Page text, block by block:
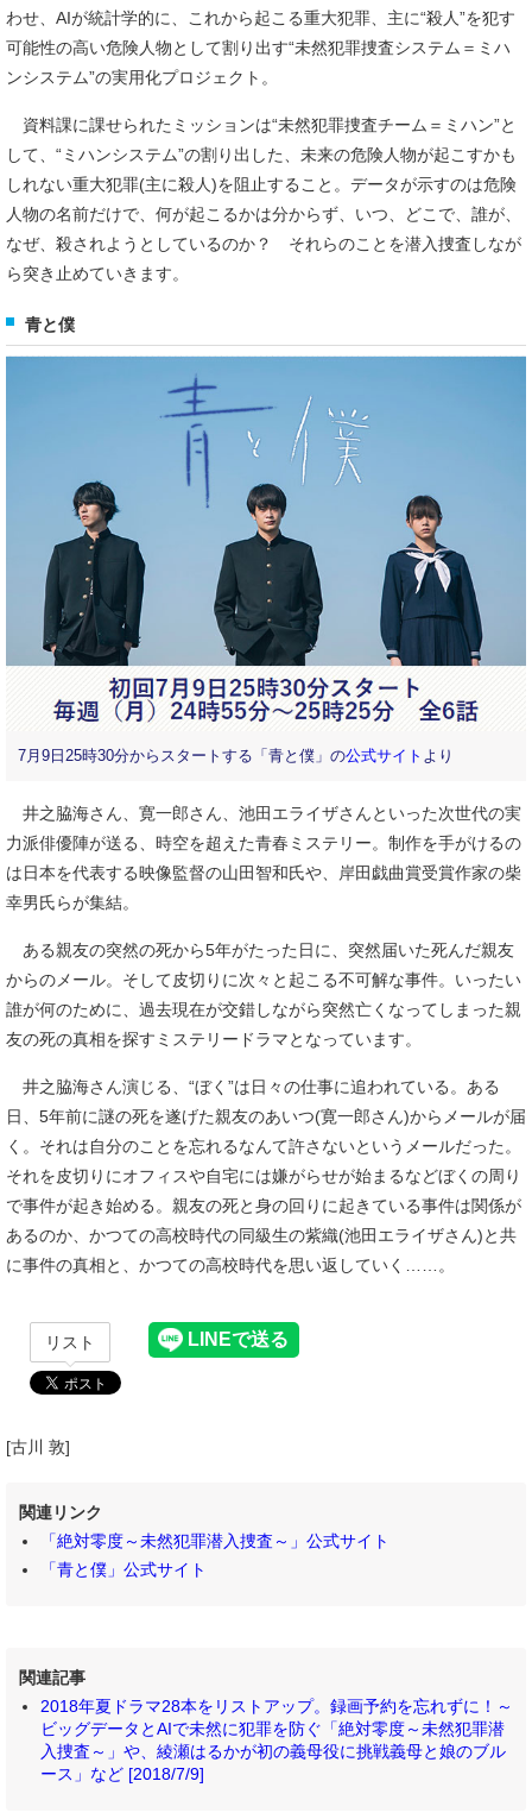
わせ、AIが統計学的に、これから起こる重大犯罪、主に“殺人”を犯す
可能性の高い危険人物として割り出す“未然犯罪捜査システム＝ミハ
ンシステム”の実用化プロジェクト。
資料課に課せられたミッションは“未然犯罪捜査チーム＝ミハン”と
して、“ミハンシステム”の割り出した、未来の危険人物が起こすかも
しれない重大犯罪(主に殺人)を阻止すること。データが示すのは危険
人物の名前だけで、何が起こるかは分からず、いつ、どこで、誰が、
なぜ、殺されようとしているのか？ それらのことを潜入捜査しなが
ら突き止めていきます。
青と僕
7月9日25時30分からスタートする「青と僕」の公式サイト より
井之脇海さん、寛一郎さん、池田エライザさんといった次世代の実
力派俳優陣が送る、時空を超えた青春ミステリー。制作を手がけるの
は日本を代表する映像監督の山田智和氏や、岸田戯曲賞受賞作家の柴
幸男氏らが集結。
ある親友の突然の死から5年がたった日に、突然届いた死んだ親友
からのメール。そして皮切りに次々と起こる不可解な事件。いったい
誰が何のために、過去現在が交錯しながら突然亡くなってしまった親
友の死の真相を探すミステリードラマとなっています。
井之脇海さん演じる、“ぼく”は日々の仕事に追われている。ある
日、5年前に謎の死を遂げた親友のあいつ(寛一郎さん)からメールが届
く。それは自分のことを忘れるなんて許さないというメールだった。
それを皮切りにオフィスや自宅には嫌がらせが始まるなどぼくの周り
で事件が起き始める。親友の死と身の回りに起きている事件は関係が
あるのか、かつての高校時代の同級生の紫織(池田エライザさん)と共
に事件の真相と、かつての高校時代を思い返していく……。
リスト
[古川 敦]
関連リンク
「絶対零度～未然犯罪潜入捜査～」公式サイト
「青と僕」公式サイト
関連記事
2018年夏ドラマ28本をリストアップ。録画予約を忘れずに！～
ビッグデータとAIで未然に犯罪を防ぐ「絶対零度～未然犯罪潜
入捜査～」や、綾瀬はるかが初の義母役に挑戦義母と娘のブル
ース」など [2018/7/9]